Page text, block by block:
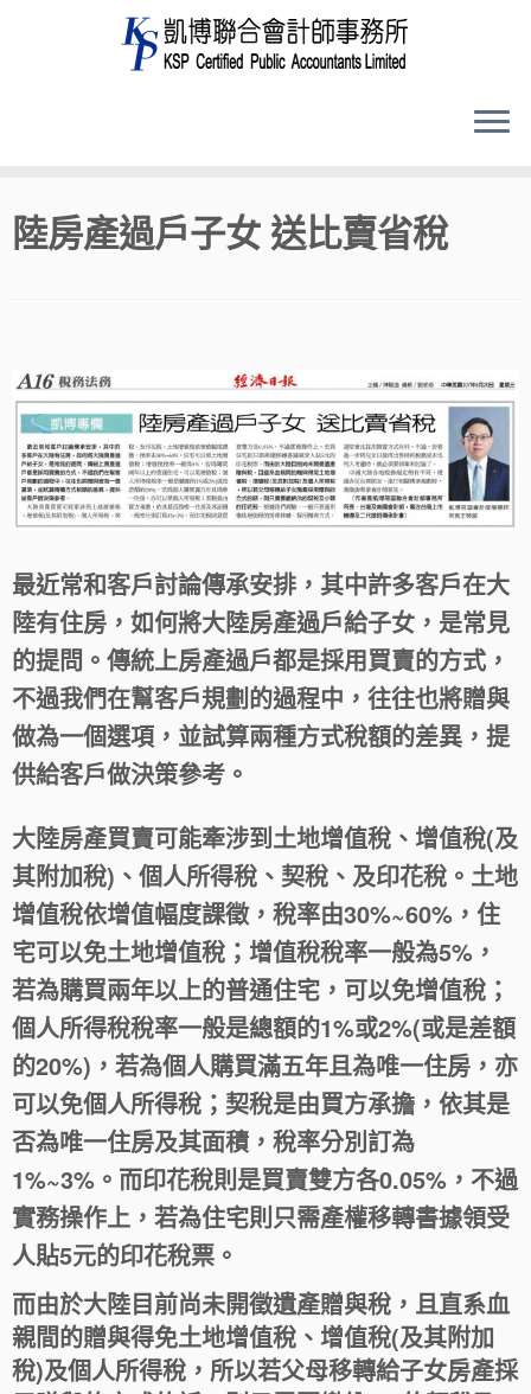
to
content
陸房產過戶子女 送比賣省稅
最近常和客戶討論傳承安排，其中許多客戶在大
陸有住房，如何將大陸房產過戶給子女，是常見
的提問。傳統上房產過戶都是採用買賣的方式，
不過我們在幫客戶規劃的過程中，往往也將贈與
做為一個選項，並試算兩種方式稅額的差異，提
供給客戶做決策參考。
大陸房產買賣可能牽涉到土地增值稅、增值稅(及
其附加稅)、個人所得稅、契稅、及印花稅。土地
增值稅依增值幅度課徵，稅率由30%~60%，住
宅可以免土地增值稅；增值稅稅率一般為5%，
若為購買兩年以上的普通住宅，可以免增值稅；
個人所得稅稅率一般是總額的1%或2%(或是差額
的20%)，若為個人購買滿五年且為唯一住房，亦
可以免個人所得稅；契稅是由買方承擔，依其是
否為唯一住房及其面積，稅率分別訂為
1%~3%。而印花稅則是買賣雙方各0.05%，不過
實務操作上，若為住宅則只需產權移轉書據領受
人貼5元的印花稅票。
而由於大陸目前尚未開徵遺產贈與稅，且直系血
親間的贈與得免土地增值稅、增值稅(及其附加
稅)及個人所得稅，所以若父母移轉給子女房產採